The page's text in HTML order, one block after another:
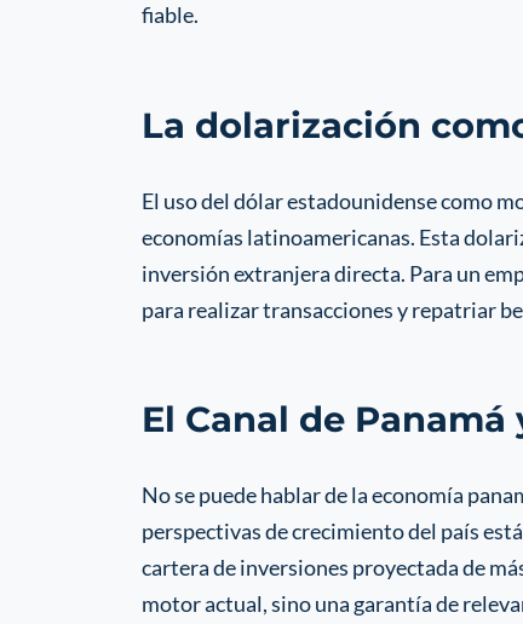
fiable.
La dolarización
El uso del dólar estadounidense como
economías latinoamericanas. Esta
inversión extranjera directa. Para un
para realizar transacciones y repatriar
El Canal de
No se puede hablar de la economía
perspectivas de crecimiento del país
cartera de inversiones proyectada de
motor actual, sino una garantía de